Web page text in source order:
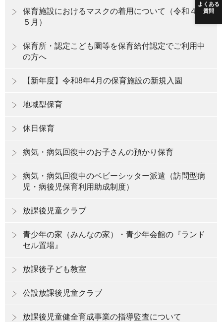
よくある
質問
保育施設におけるマスクの着用について（令和４年
５月）
保育所・認定こども園等を保育給付認定でご利用中
の方へ
【新年度】令和8年4月の保育施設の新規入園
地域型保育
休日保育
病気・病気回復中のお子さんの預かり保育
病気・病気回復中のベビーシッター派遣（訪問型病
児・病後児保育利用助成制度）
放課後児童クラブ
青少年の家（みんなの家）・青少年会館の『ランド
セル置場』
放課後子ども教室
公設放課後児童クラブ
放課後児童健全育成事業の指導監査について